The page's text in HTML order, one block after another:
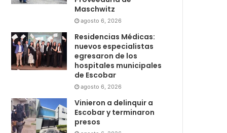
Maschwitz
agosto 6, 2026
Residencias Médicas:
nuevos especialistas
egresaron de los
hospitales municipales
de Escobar
agosto 6, 2026
Vinieron a delinquir a
Escobar y terminaron
presos